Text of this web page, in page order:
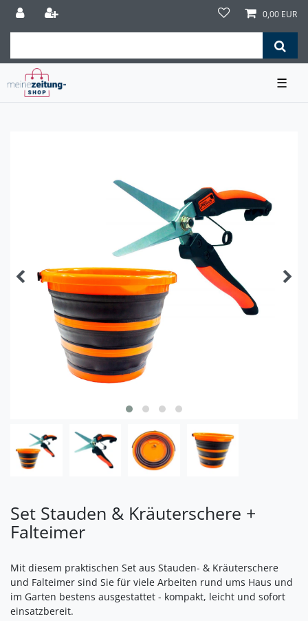
0,00 EUR
☰
Set Stauden & Kräuterschere +
Falteimer
Mit diesem praktischen Set aus Stauden- & Kräuterschere
und Falteimer sind Sie für viele Arbeiten rund ums Haus und
im Garten bestens ausgestattet - kompakt, leicht und sofort
einsatzbereit.